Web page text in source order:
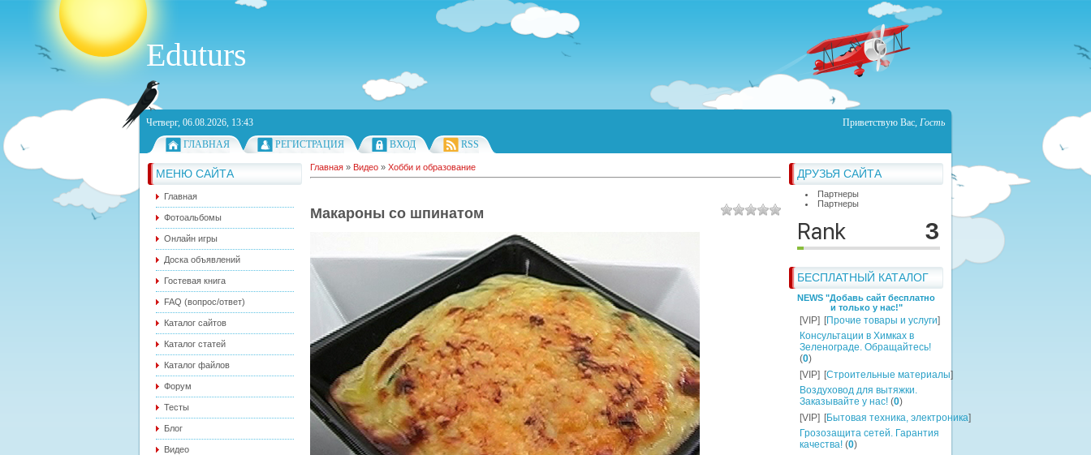
Eduturs
Четверг, 06.08.2026, 13:43 Приветствую Вас, Гость
ГЛАВНАЯ
РЕГИСТРАЦИЯ ВХОД RSS
МЕНЮ САЙТА
Главная
Фотоальбомы
Онлайн игры
Доска объявлений
Гостевая книга
FAQ (вопрос/ответ)
Каталог сайтов
Каталог статей
Каталог файлов
Форум
Тесты
Блог
Видео
ДРУЗЬЯ САЙТА
Партнеры
Партнеры
БЕСПЛАТНЫЙ КАТАЛОГ
NEWS "Добавь сайт бесплатно
и только у нас!"
[VIP] [Прочие товары и услуги]
Консультации в Химках в
Зеленограде. Обращайтесь!
(0)
[VIP] [Строительные материалы]
Воздуховод для вытяжки.
Заказывайте у нас! (0)
[VIP] [Бытовая техника, электроника]
Грозозащита сетей. Гарантия
качества! (0)
Главная » Видео » Хобби и образование
Макароны со шпинатом